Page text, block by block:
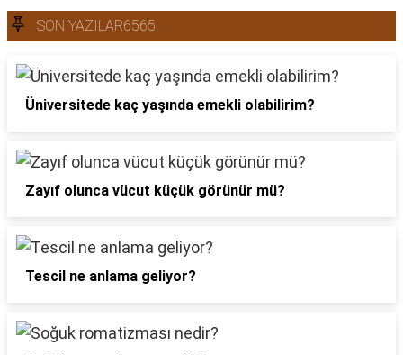
SON YAZILAR6565
Üniversitede kaç yaşında emekli olabilirim?
Zayıf olunca vücut küçük görünür mü?
Tescil ne anlama geliyor?